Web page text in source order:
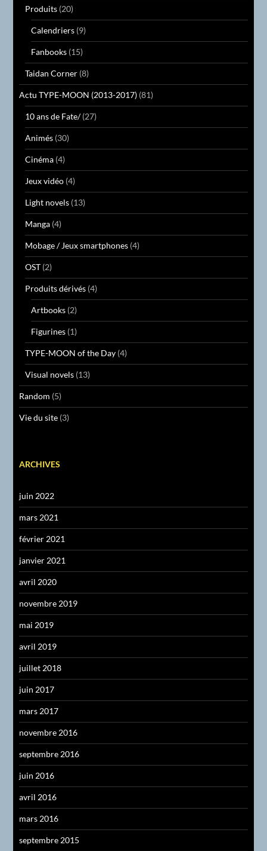
Produits (20)
Calendriers (9)
Fanbooks (15)
Taidan Corner (8)
Actu TYPE-MOON (2013-2017) (81)
10 ans de Fate/(27)
Animés (30)
Cinéma (4)
Jeux vidéo (4)
Light novels (13)
Manga (4)
Mobage / Jeux smartphones (4)
OST (2)
Produits dérivés (4)
Artbooks (2)
Figurines (1)
TYPE-MOON of the Day (4)
Visual novels (13)
Random (5)
Vie du site (3)
ARCHIVES
juin 2022
mars 2021
février 2021
janvier 2021
avril 2020
novembre 2019
mai 2019
avril 2019
juillet 2018
juin 2017
mars 2017
novembre 2016
septembre 2016
juin 2016
avril 2016
mars 2016
septembre 2015